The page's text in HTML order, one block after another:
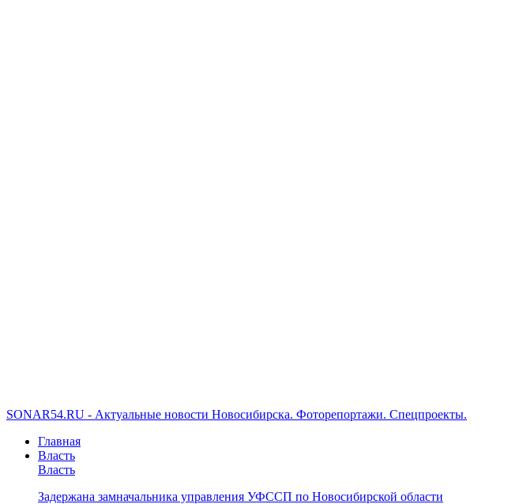
SONAR54.RU - Актуальные новости Новосибирска. Фоторепортажи. Спецпроекты.
Главная
Власть
Власть
Задержана замначальника управления УФССП по Новосибирской области